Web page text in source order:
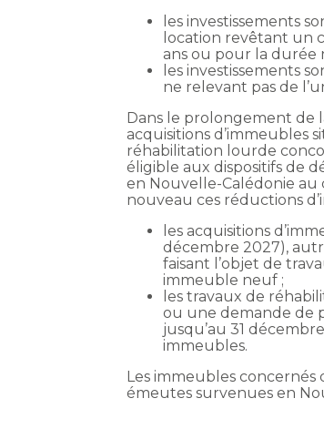
les investissements
location revêtant un
ans ou pour la durée
les investissements
ne relevant pas de
Dans le prolongement de
acquisitions d’immeubles
réhabilitation lourde
éligible aux dispositifs de
en Nouvelle-Calédonie au
nouveau ces réductions
les acquisitions
décembre 2027),
faisant l’objet de
immeuble neuf ;
les travaux de
ou une demande de
jusqu’au 31
immeubles.
Les immeubles
émeutes survenues en